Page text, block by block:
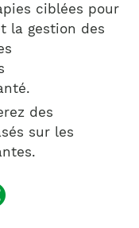
ciblées pour
la gestion des
des
sur les